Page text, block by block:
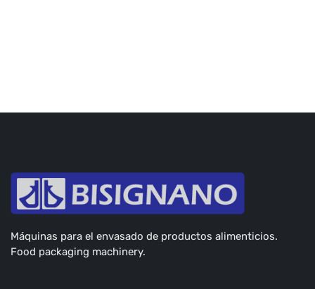
Máquinas para el envasado de productos alimenticios.
Food packaging machinery.